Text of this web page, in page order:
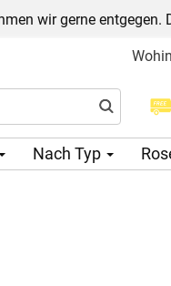
wir gerne
Nach Typ